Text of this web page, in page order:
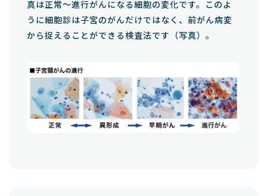
真は正常～進行がんになる細胞の変化です。このよ
うに細胞診は子宮のがんだけではなく、前がん病変
から捉えることができる検査法です（写真）。